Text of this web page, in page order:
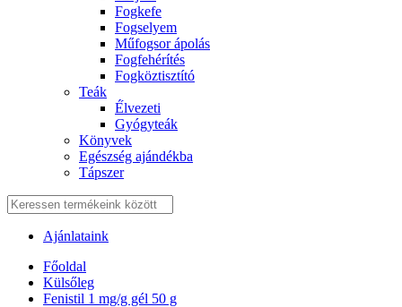
Fogkefe
Fogselyem
Műfogsor ápolás
Fogfehérítés
Fogköztisztító
Teák
É́lvezeti
Gyógyteák
Könyvek
Egészség ajándékba
Tápszer
Ajánlataink
Főoldal
Külsőleg
Fenistil 1 mg/g gél 50 g